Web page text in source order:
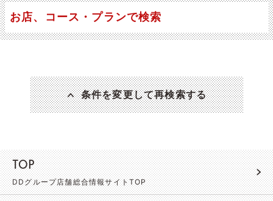
お店、コース・プランで検索
条件を変更して再検索する
TOP
DDグループ店舗総合情報サイトTOP